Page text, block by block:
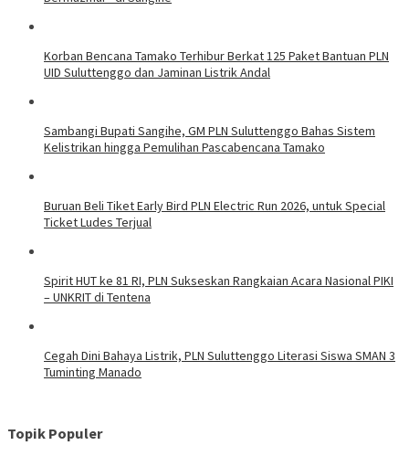
Korban Bencana Tamako Terhibur Berkat 125 Paket Bantuan PLN
UID Suluttenggo dan Jaminan Listrik Andal
Sambangi Bupati Sangihe, GM PLN Suluttenggo Bahas Sistem
Kelistrikan hingga Pemulihan Pascabencana Tamako
Buruan Beli Tiket Early Bird PLN Electric Run 2026, untuk Special
Ticket Ludes Terjual
Spirit HUT ke 81 RI, PLN Sukseskan Rangkaian Acara Nasional PIKI
– UNKRIT di Tentena
Cegah Dini Bahaya Listrik, PLN Suluttenggo Literasi Siswa SMAN 3
Tuminting Manado
Topik Populer